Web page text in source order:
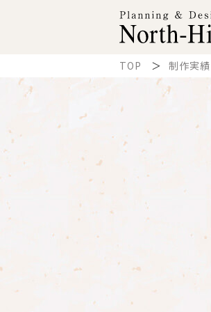
TOP 制作実績